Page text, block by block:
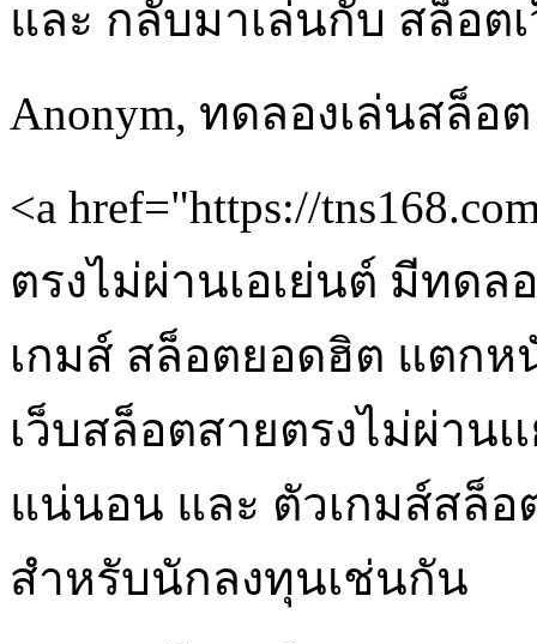
และ กลับมาเล่นกับ สล็อต
Anonym, ทดลองเล่นสล็อต
<a href="https://
ตรงไม่ผ่านเอเย่นต์ มีทดล
เกมส์ สล็อตยอดฮิต แตก
เว็บสล็อตสายตรงไม่ผ่าน
แน่นอน และ ตัวเกมส์สล็อ
สำหรับนักลงทุนเช่นกัน